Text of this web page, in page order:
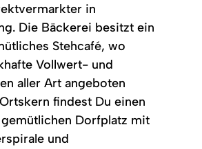
in
Die Bäckerei besitzt ein
Stehcafé, wo
Vollwert- und
aller Art angeboten
findest Du einen
Dorfplatz mit
und